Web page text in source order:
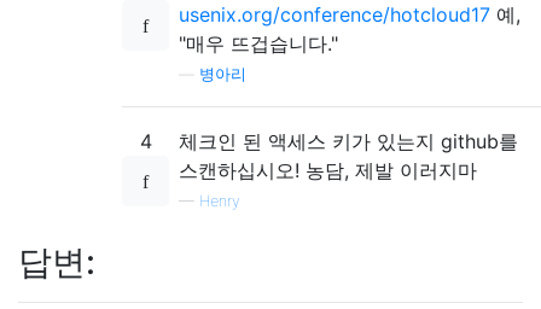
usenix.org/conference/hotcloud17 예,
"매우 뜨겁습니다."
병아리
4
체크인 된 액세스 키가 있는지 github를
스캔하십시오! 농담, 제발 이러지마
— Henry
답변: